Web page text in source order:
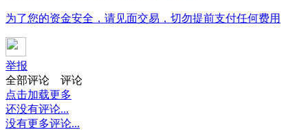
为了您的资金安全，请见面交易，切勿提前支付任何费用
举报
全部评论
评论
点击加载更多
还没有评论...
没有更多评论...